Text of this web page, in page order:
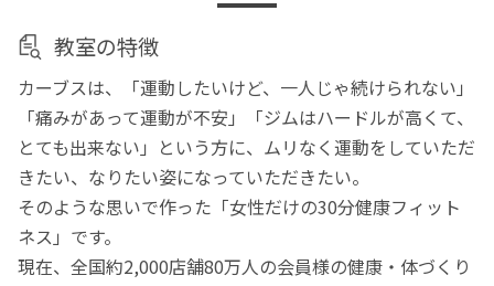
教室の特徴
カーブスは、「運動したいけど、一人じゃ続けられない」
「痛みがあって運動が不安」「ジムはハードルが高くて、
とても出来ない」という方に、ムリなく運動をしていただ
きたい、なりたい姿になっていただきたい。
そのような思いで作った「女性だけの30分健康フィット
ネス」です。
現在、全国約2,000店舗80万人の会員様の健康・体づくり